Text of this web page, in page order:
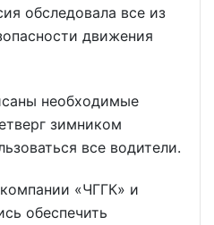
обследовала все из
движения
необходимые
зимником
все водители.
«ЧГГК» и
обеспечить